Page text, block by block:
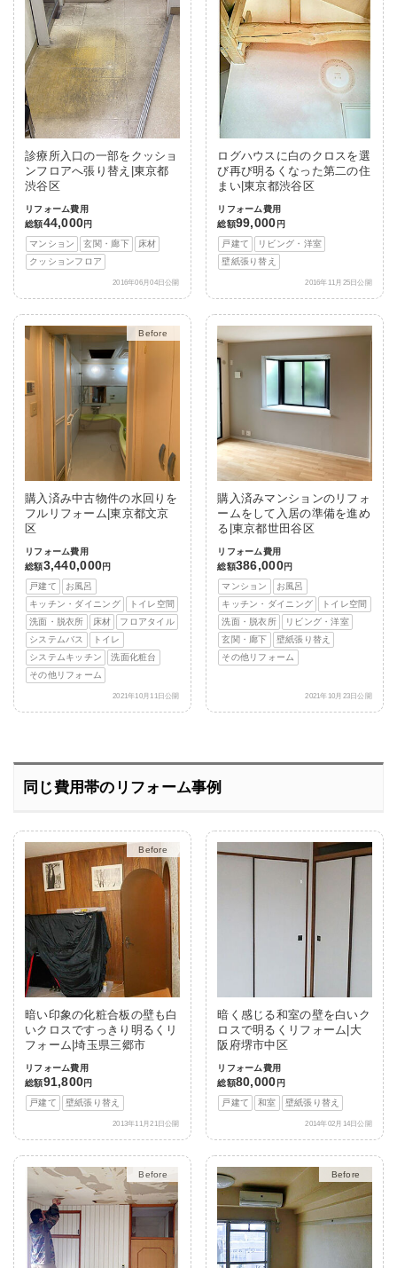
診療所入口の一部をクッショ
ンフロアへ張り替え|東京都
渋谷区
リフォーム費用
総額44,000円
マンション
玄関・廊下
床材
クッションフロア
2016年06月04日公開
ログハウスに白のクロスを選
び再び明るくなった第二の住
まい|東京都渋谷区
リフォーム費用
総額99,000 円
戸建て
リビング・洋室
壁紙張り替え
2016年11月25日公開
After
購入済み中古物件の水回りを
フルリフォーム|東京都文京
区
リフォーム費用
総額3,440,000円
戸建て
お風呂
キッチン・ダイニング
トイレ空間
洗面・脱衣所
床材
フロアタイル
システムバス
トイレ
システムキッチン
洗面化粧台
その他リフォーム
2021年10月11日公開
購入済みマンションのリフォ
ームをして入居の準備を進め
る|東京都世田谷区
リフォーム費用
総額386,000円
マンション
お風呂
キッチン・ダイニング
トイレ空間
洗面・脱衣所
リビング・洋室
玄関・廊下
壁紙張り替え
その他リフォーム
2021年10月23日公開
同じ費用帯のリフォーム事例
After
暗い印象の化粧合板の壁も白
いクロスですっきり明るくリ
フォーム|埼玉県三郷市
リフォーム費用
総額91,800円
戸建て
壁紙張り替え
2013年11月21日公開
暗く感じる和室の壁を白いク
ロスで明るくリフォーム|大
阪府堺市中区
リフォーム費用
総額80,000 円
戸建て
和室 壁紙張り替え
2014年02月14日公開
After After